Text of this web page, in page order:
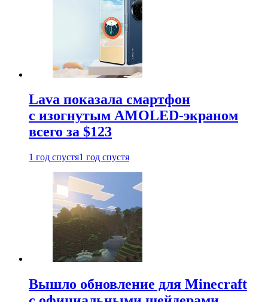
Lava показала смартфон
с изогнутым AMOLED-экраном
всего за $123
1 год спустя1 год спустя
Вышло обновление для Minecraft